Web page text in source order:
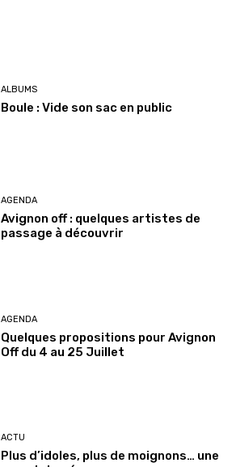
ALBUMS
Boule : Vide son sac en public
AGENDA
Avignon off : quelques artistes de
passage à découvrir
AGENDA
Quelques propositions pour Avignon
Off du 4 au 25 Juillet
ACTU
Plus d’idoles, plus de moignons… une